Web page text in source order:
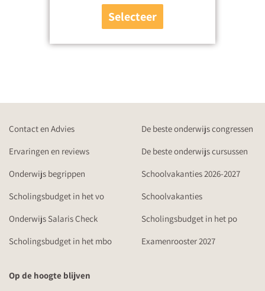
Selecteer
Contact en Advies
De beste onderwijs congressen
Ervaringen en reviews
De beste onderwijs cursussen
Onderwijs begrippen
Schoolvakanties 2026-2027
Scholingsbudget in het vo
Schoolvakanties
Onderwijs Salaris Check
Scholingsbudget in het po
Scholingsbudget in het mbo
Examenrooster 2027
Op de hoogte blijven